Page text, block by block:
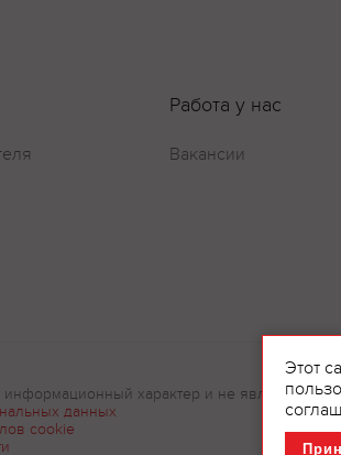
Работа у нас
Вакансии
информационный характер и не являются
данных
cookie
Этот